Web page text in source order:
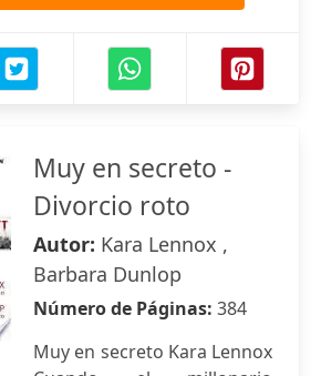
Muy en secreto -
Divorcio roto
Autor: Kara Lennox ,
Barbara Dunlop
Número de Páginas: 384
Muy en secreto Kara Lennox